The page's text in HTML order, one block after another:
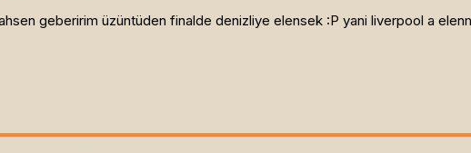
geberirim üzüntüden finalde denizliye elensek :P yani liverpool a